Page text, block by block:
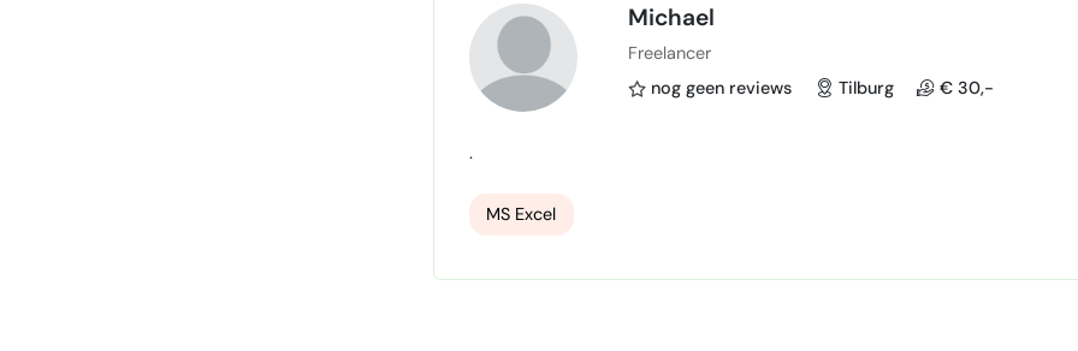
Michael
Freelancer
nog geen reviews
Tilburg € 30,-
.
MS Excel